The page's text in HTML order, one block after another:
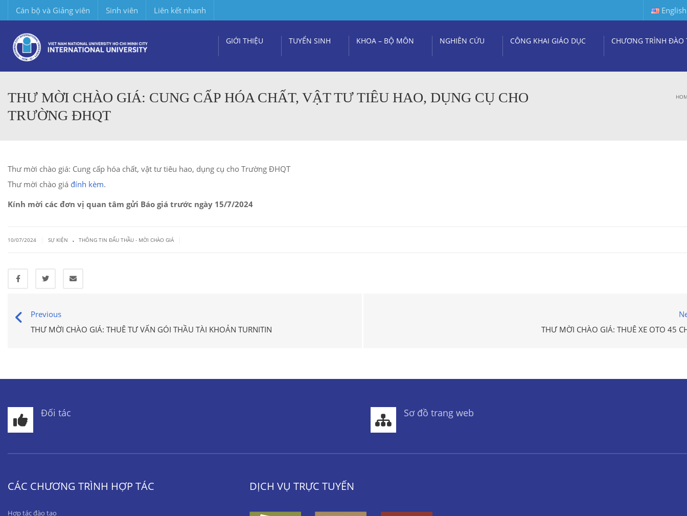
Cán bộ và Giảng viên Sinh viên Liên kết nhanh English
GIỚI THIỆU TUYỂN SINH KHOA – BỘ MÔN NGHIÊN CỨU CÔNG KHAI GIÁO DỤC CHƯƠNG TRÌNH ĐÀO
THƯ MỜI CHÀO GIÁ: CUNG CẤP HÓA CHẤT, VẬT TƯ TIÊU HAO, DỤNG CỤ CHO
TRƯỜNG ĐHQT
Thư mời chào giá: Cung cấp hóa chất, vật tư tiêu hao, dụng cụ cho Trường ĐHQT
Thư mời chào giá đính kèm.
Kính mời các đơn vị quan tâm gửi Báo giá trước ngày 15/7/2024
10/07/2024 SỰ KIỆN . THÔNG TIN ĐẤU THẦU - MỜI CHÀO GIÁ
Previous
THƯ MỜI CHÀO GIÁ: THUÊ TƯ VẤN GÓI THẦU TÀI KHOẢN TURNITIN
THƯ MỜI CHÀO GIÁ: THUÊ XE OTO 45
Đối tác Sơ đồ trang web
CÁC CHƯƠNG TRÌNH HỢP TÁC
Hợp tác đào tạo
DỊCH VỤ TRỰC TUYẾN